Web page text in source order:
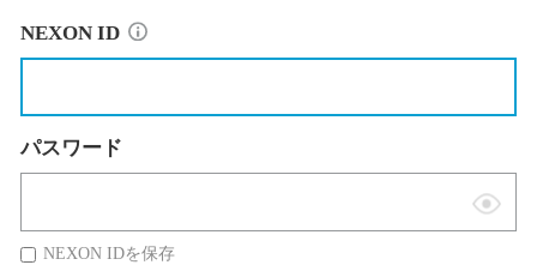
NEXON ID
パスワード
表
NEXON IDを保存